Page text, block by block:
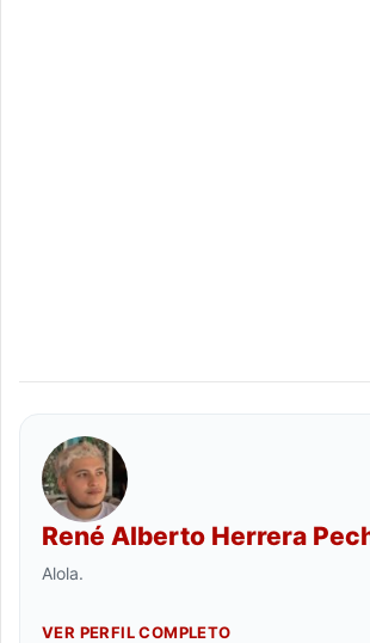
René Alberto Herrera
Alola.
VER PERFIL COMPLETO